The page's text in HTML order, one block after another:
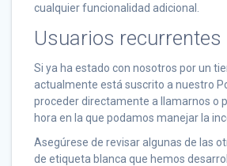
cualquier funcionalidad adicional.
Usuarios recurrentes
Si ya ha estado con nosotros por un
actualmente está suscrito a nuestro
proceder directamente a llamarnos o
hora en la que podamos manejar la
Asegúrese de revisar algunas de las
de etiqueta blanca que hemos